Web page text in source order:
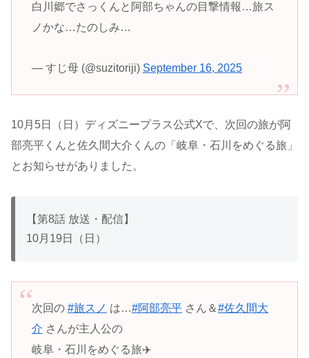
白川郷でさっくんと阿部ちゃんの目撃情報…旅ス
ノかな…たのしみ…
— すじ母 (@suzitoriji) September 16, 2025
10月5日（日）ディズニープラス公式Xで、次回の旅が阿
部亮平くんと佐久間大介くんの「岐阜・石川をめぐる旅」
とお知らせがありました。
【第8話 放送・配信】
10月19日（日）
次回の #旅スノ は…#阿部亮平さん＆#佐久間大
介 さんが主人公の
岐阜・石川をめぐる旅✈️